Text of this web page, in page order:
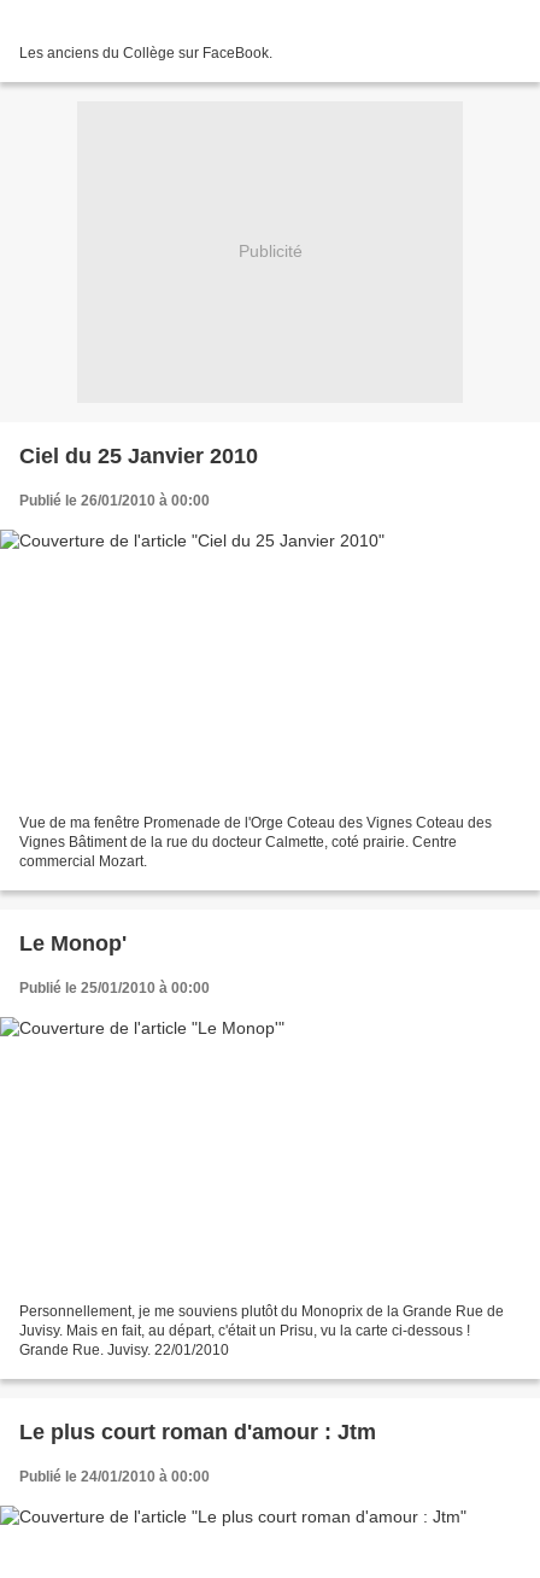
Les anciens du Collège sur FaceBook.
Publicité
Ciel du 25 Janvier 2010
Publié le 26/01/2010 à 00:00
Vue de ma fenêtre Promenade de l'Orge Coteau des Vignes Coteau des
Vignes Bâtiment de la rue du docteur Calmette, coté prairie. Centre
commercial Mozart.
Le Monop'
Publié le 25/01/2010 à 00:00
Personnellement, je me souviens plutôt du Monoprix de la Grande Rue de
Juvisy. Mais en fait, au départ, c'était un Prisu, vu la carte ci-dessous !
Grande Rue. Juvisy. 22/01/2010
Le plus court roman d'amour : Jtm
Publié le 24/01/2010 à 00:00